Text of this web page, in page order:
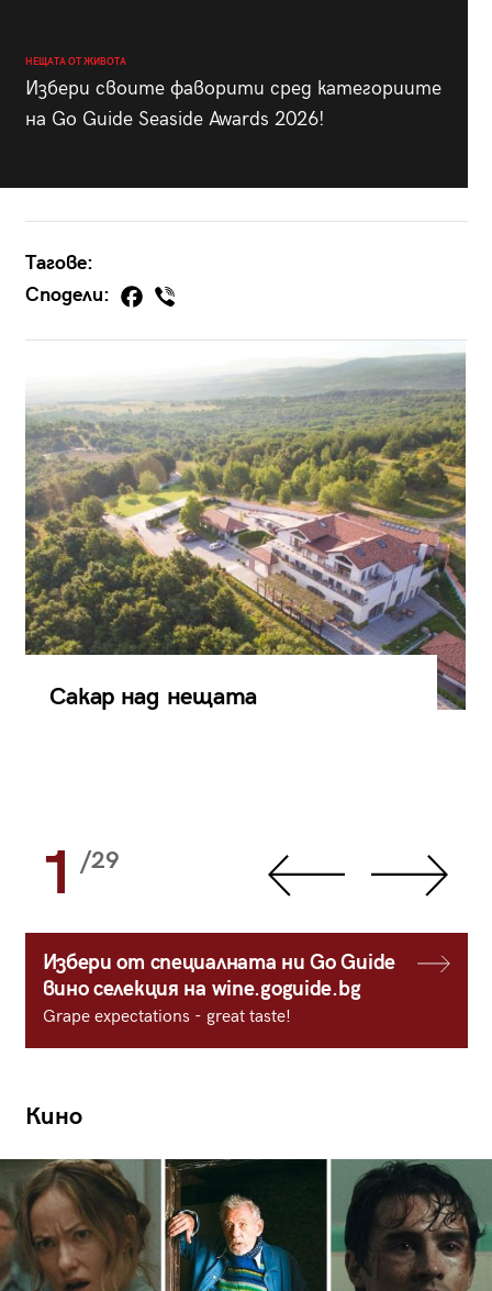
НЕЩАТА ОТ ЖИВОТА
Избери своите фаворити сред категориите
на Go Guide Seaside Awards 2026!
Тагове:
Сподели:
Сакар над нещата
1 /29
Избери от специалната ни Go Guide
вино селекция на wine.goguide.bg
Grape expectations - great taste!
Кино